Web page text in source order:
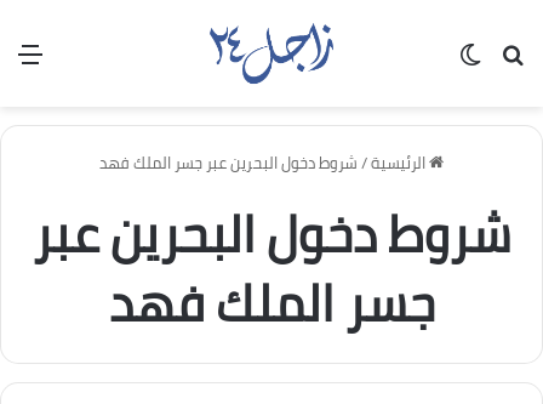
بحث عن
الرئيسية/شروط دخول البحرين عبر جسر الملك فهد
شروط دخول البحرين عبر
جسر الملك فهد